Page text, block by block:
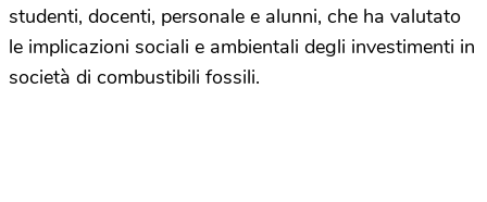
studenti, docenti, personale e alunni, che ha valutato
le implicazioni sociali e ambientali degli investimenti in
società di combustibili fossili.